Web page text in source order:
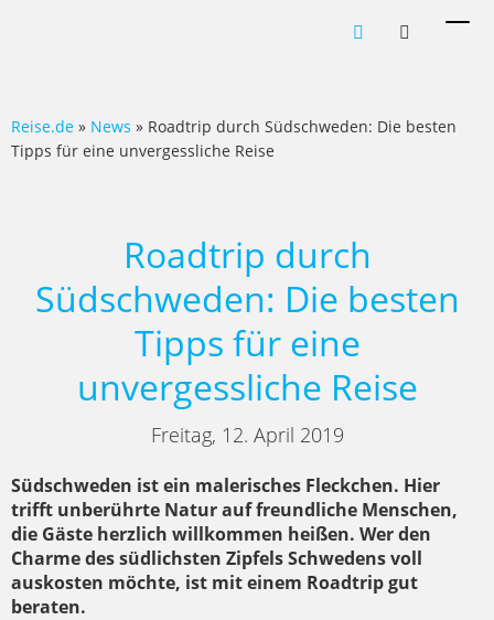
Reise.de » News » Roadtrip durch Südschweden: Die besten
Tipps für eine unvergessliche Reise
Roadtrip durch
Südschweden: Die besten
Tipps für eine
unvergessliche Reise
Freitag, 12. April 2019
Südschweden ist ein malerisches Fleckchen. Hier
trifft unberührte Natur auf freundliche Menschen,
die Gäste herzlich willkommen heißen. Wer den
Charme des südlichsten Zipfels Schwedens voll
auskosten möchte, ist mit einem Roadtrip gut
beraten.